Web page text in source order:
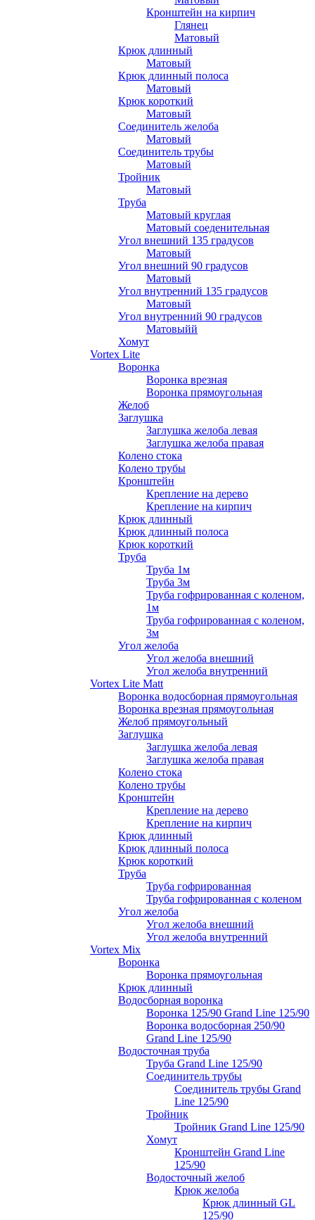
Кронштейн на кирпич
Глянец
Матовый
Крюк длинный
Матовый
Крюк длинный полоса
Матовый
Крюк короткий
Матовый
Соединитель желоба
Матовый
Соединитель трубы
Матовый
Тройник
Матовый
Труба
Матовый круглая
Матовый соеденительная
Угол внешний 135 градусов
Матовый
Угол внешний 90 градусов
Матовый
Угол внутренний 135 градусов
Матовый
Угол внутренний 90 градусов
Матовыйй
Хомут
Vortex Lite
Воронка
Воронка врезная
Воронка прямоугольная
Желоб
Заглушка
Заглушка желоба левая
Заглушка желоба правая
Колено стока
Колено трубы
Кронштейн
Крепление на дерево
Крепление на кирпич
Крюк длинный
Крюк длинный полоса
Крюк короткий
Труба
Труба 1м
Труба 3м
Труба гофрированная с коленом,
1м
Труба гофрированная с коленом,
3м
Угол желоба
Угол желоба внешний
Угол желоба внутренний
Vortex Lite Matt
Воронка водосборная прямоугольная
Воронка врезная прямоугольная
Желоб прямоугольный
Заглушка
Заглушка желоба левая
Заглушка желоба правая
Колено стока
Колено трубы
Кронштейн
Крепление на дерево
Крепление на кирпич
Крюк длинный
Крюк длинный полоса
Крюк короткий
Труба
Труба гофрированная
Труба гофрированная с коленом
Угол желоба
Угол желоба внешний
Угол желоба внутренний
Vortex Mix
Воронка
Воронка прямоугольная
Крюк длинный
Водосборная воронка
Воронка 125/90 Grand Line 125/90
Воронка водосборная 250/90
Grand Line 125/90
Водосточная труба
Труба Grand Line 125/90
Соединитель трубы
Соединитель трубы Grand
Line 125/90
Тройник
Тройник Grand Line 125/90
Хомут
Кронштейн Grand Line
125/90
Водосточный желоб
Крюк желоба
Крюк длинный GL
125/90